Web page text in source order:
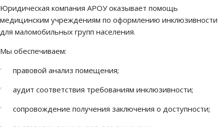
Юридическая компания АРОУ оказывает помощь
медицинским учреждениям по оформлению инклюзивности
для маломобильных групп населения.
Мы обеспечиваем:
правовой анализ помещения;
аудит соответствия требованиям инклюзивности;
сопровождение получения заключения о доступности;